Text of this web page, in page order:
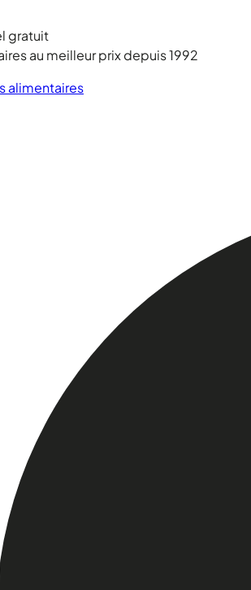
gratuit
au meilleur prix depuis 1992
alimentaires